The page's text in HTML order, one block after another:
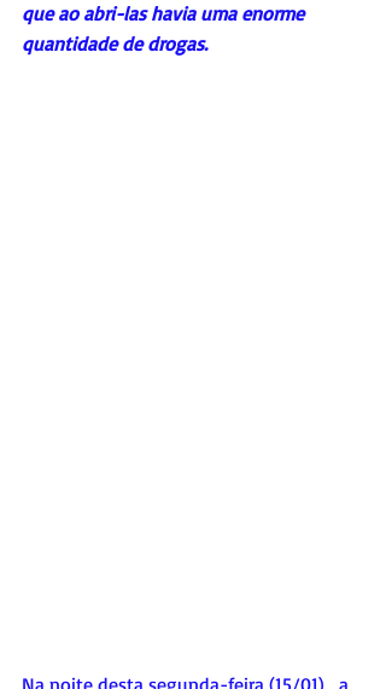
que ao abri-las havia uma enorme
quantidade de drogas.
Na noite desta segunda-feira (15/01), a